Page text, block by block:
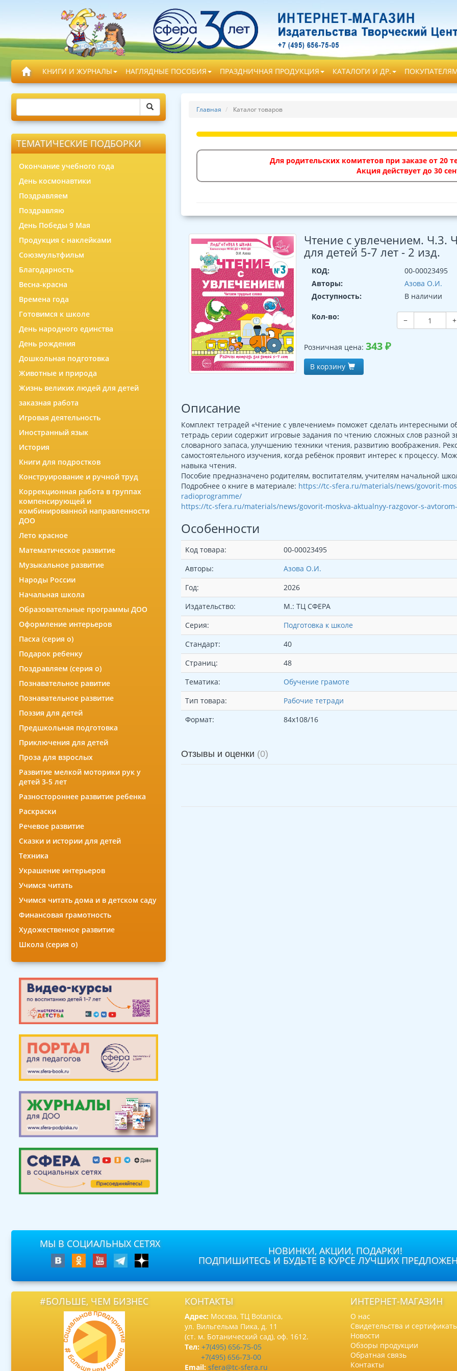
КНИГИ И ЖУРНАЛЫ НАГЛЯДНЫЕ ПОСОБИЯ ПРАЗДНИЧНАЯ ПРОДУКЦИЯ КАТАЛОГИ И ДР.
ТЕМАТИЧЕСКИЕ ПОДБОРКИ
Окончание учебного года
День космонавтики
Поздравляем
Поздравляю
День Победы 9 Мая
Продукция с наклейками
Союзмультфильм
Благодарность
Весна-красна
Времена года
Готовимся к школе
День народного единства
День рождения
Дошкольная подготовка
Животные и природа
Жизнь великих людей для детей
заказная работа
Игровая деятельность
Иностранный язык
История
Книги для подростков
Конструирование и ручной труд
Коррекционная работа в группах
компенсирующей и
комбинированной направленности
ДОО
Лето красное
Математическое развитие
Музыкальное развитие
Народы России
Начальная школа
Образовательные программы ДОО
Оформление интерьеров
Пасха (серия о)
Подарок ребенку
Поздравляем (серия о)
Познавательное равитие
Познавательное развитие
Поэзия для детей
Предшкольная подготовка
Приключения для детей
Проза для взрослых
Развитие мелкой моторики рук у
детей 3-5 лет
Разностороннее развитие ребенка
Раскраски
Речевое развитие
Сказки и истории для детей
Техника
Украшение интерьеров
Учимся читать
Учимся читать дома и в детском саду
Финансовая грамотность
Художественное развитие
Школа (серия о)
Главная Каталог товаров
Для родительских комитетов при заказе от 20
Акция действует до 30
Чтение с увлечением. Ч.3.
для детей 5-7 лет - 2 изд.
КОД:
00-00023495
Авторы:
Азова О.И.
Доступность:
В наличии
Кол-во: − +
Розничная цена:343₽
В корзину
Описание
Комплект тетрадей «Чтение с увлечением» поможет сделать интересными
тетрадь серии содержит игровые задания по чтению сложных слов разной
словарного запаса, улучшению техники чтения, развитию воображения.
самостоятельного изучения, когда ребёнок проявит интерес к процессу.
навыка чтения.
Пособие предназначено родителям, воспитателям, учителям начальной
Подробнее о книге в материале: https://tc-sfera.ru/materials/news/govorit-
radioprogramme/
https://tc-sfera.ru/materials/news/govorit-moskva-aktualnyy-razgovor-s-
Особенности
Код товара:
00-00023495
Авторы:
Азова О.И.
Год:
2026
Издательство:
М.: ТЦ СФЕРА
Серия:
Подготовка к школе
Стандарт:
40
Страниц:
48
Тематика:
Обучение грамоте
Тип товара:
Рабочие тетради
Формат:
84x108/16
Отзывы и оценки (0)
МЫ В СОЦИАЛЬНЫХ СЕТЯХ
НОВИНКИ, АКЦИИ, ПОДАРКИ!
ПОДПИШИТЕСЬ И БУДЬТЕ В КУРСЕ ЛУЧШИХ
#БОЛЬШЕ, ЧЕМ БИЗНЕС КОНТАКТЫ
Адрес: Москва, ТЦ Botanica,
ул. Вильгельма Пика, д. 11
(ст. м. Ботанический сад), оф. 1612.
Тел: +7(495) 656-75-05
+7(495) 656-73-00
Email: sfera@tc-sfera.ru
ИНТЕРНЕТ-МАГАЗИН
О нас
Свидетельства и
Новости
Обзоры продукции
Обратная связь
Контакты